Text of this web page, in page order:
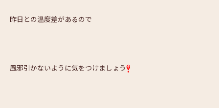
昨日との温度差があるので
風邪引かないように気をつけましょう